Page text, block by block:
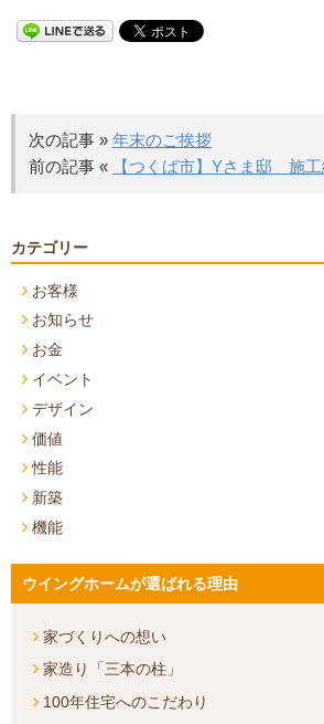
次の記事 » 年末のご挨拶
前の記事 «
【つくば市】Yさま邸 施工
カテゴリー
お客様
お知らせ
お金
イベント
デザイン
価値
性能
新築
機能
ウイングホームが選ばれる理由
家づくりへの想い
家造り「三本の柱」
100年住宅へのこだわり